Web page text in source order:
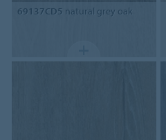
69137CD5 natural grey oak